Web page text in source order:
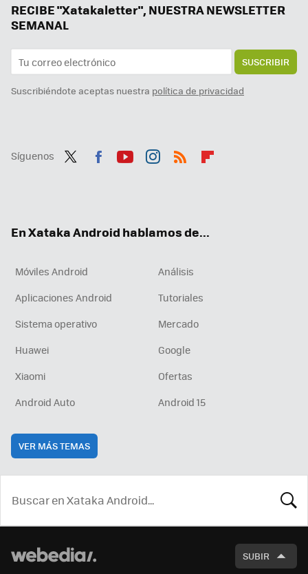
RECIBE "Xatakaletter", NUESTRA NEWSLETTER
SEMANAL
SUSCRIBIR
Suscribiéndote aceptas nuestra política de privacidad
Síguenos
En Xataka Android hablamos de...
Móviles Android
Análisis
Aplicaciones Android
Tutoriales
Sistema operativo
Mercado
Huawei
Google
Xiaomi
Ofertas
Android Auto
Android 15
VER MÁS TEMAS
SUBIR